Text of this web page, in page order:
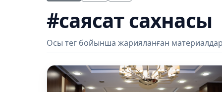
#саясат сахнасы
Осы тег бойынша жарияланған